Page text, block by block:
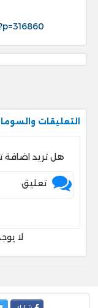
التعليقات
هل تريد اضافة
تعليق
لا